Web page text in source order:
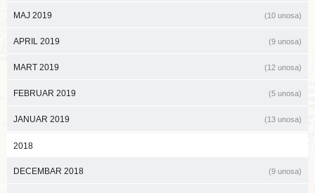
MAJ 2019 (10 unosa)
APRIL 2019 (9 unosa)
MART 2019 (12 unosa)
FEBRUAR 2019 (5 unosa)
JANUAR 2019 (13 unosa)
2018
DECEMBAR 2018 (9 unosa)